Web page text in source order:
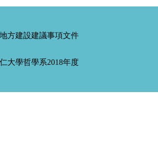
方建設建議事項文件
大學哲學系2018年度